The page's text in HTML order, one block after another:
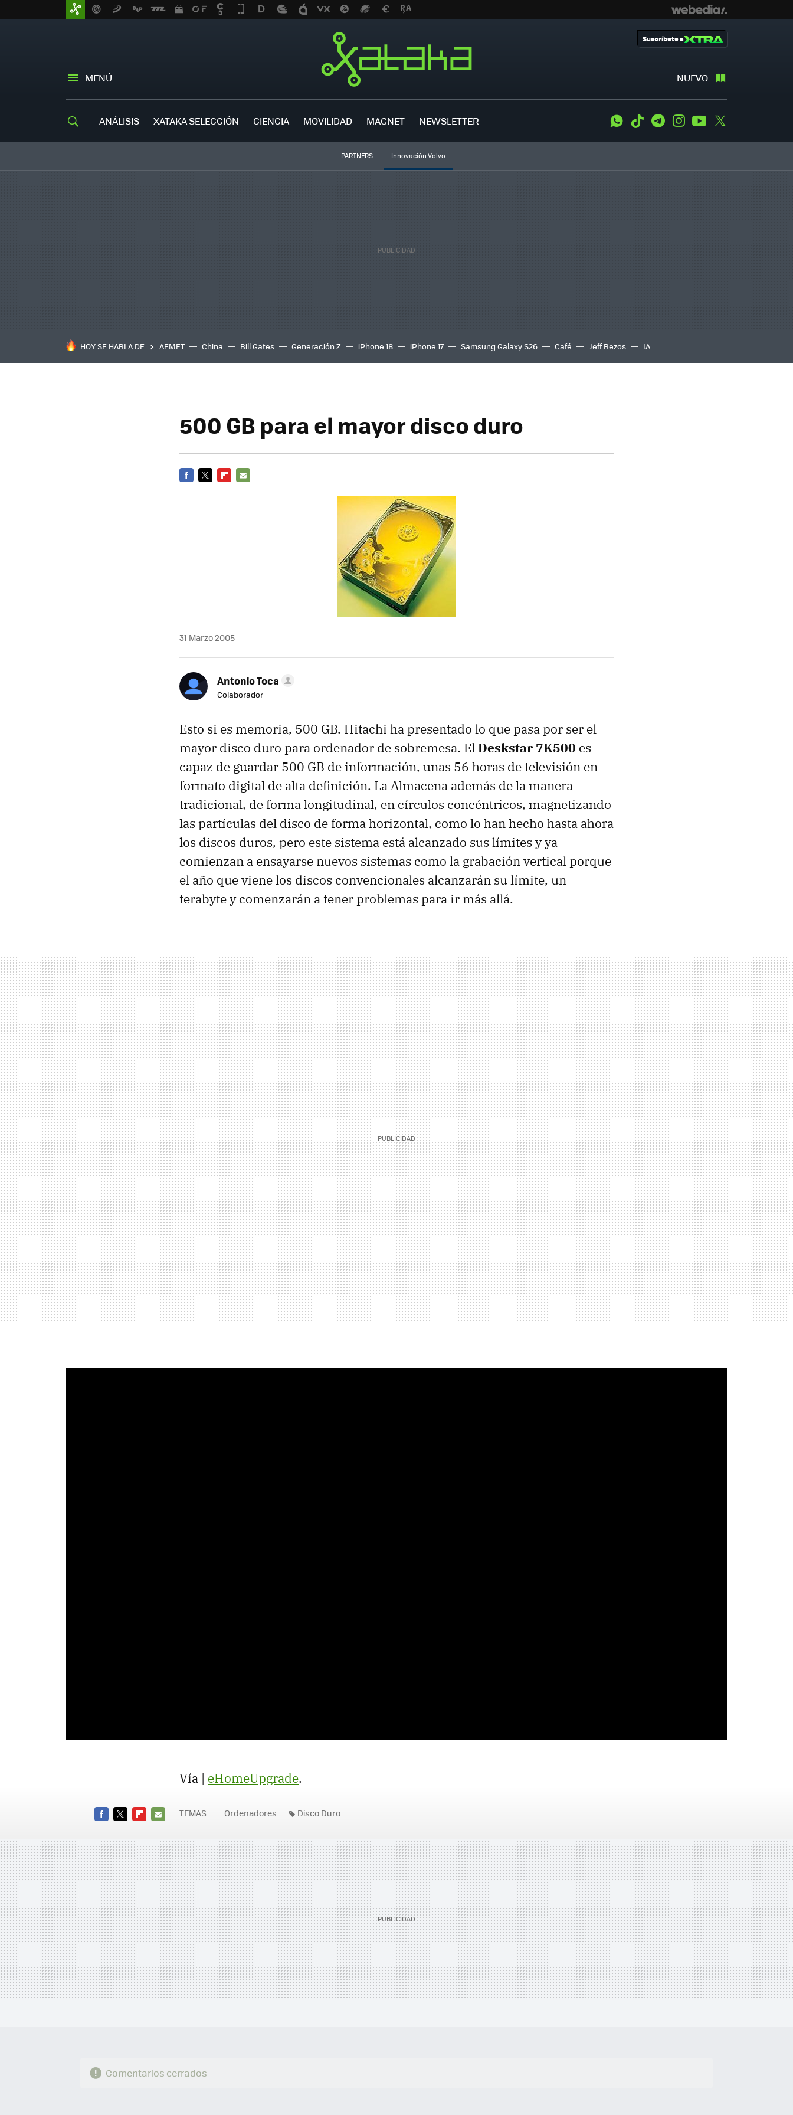
MENÚ NUEVO
Suscríbete a
ANÁLISIS XATAKA SELECCIÓN CIENCIA MOVILIDAD MAGNET NEWSLETTER WhatsApp
Tiktok TelegramInstagramYoutube
PARTNERS Innovación Volvo
HOY SE HABLA DE AEMET China Bill Gates Generación Z iPhone 18 iPhone 17 Samsung Galaxy S26 Café Jeff Bezos IA
500 GB para el mayor disco duro
31 Marzo 2005
Antonio Toca
Colaborador
Esto si es memoria, 500 GB. Hitachi ha presentado lo que pasa por ser el
mayor disco duro para ordenador de sobremesa. ElDeskstar 7K500 es
capaz de guardar 500 GB de información, unas 56 horas de televisión en
formato digital de alta definición. La Almacena además de la manera
tradicional, de forma longitudinal, en círculos concéntricos, magnetizando
las partículas del disco de forma horizontal, como lo han hecho hasta ahora
los discos duros, pero este sistema está alcanzado sus límites y ya
comienzan a ensayarse nuevos sistemas como la grabación vertical porque
el año que viene los discos convencionales alcanzarán su límite, un
terabyte y comenzarán a tener problemas para ir más allá.
Vía | eHomeUpgrade.
MAIL
TEMAS Ordenadores Disco Duro
Comentarios cerrados